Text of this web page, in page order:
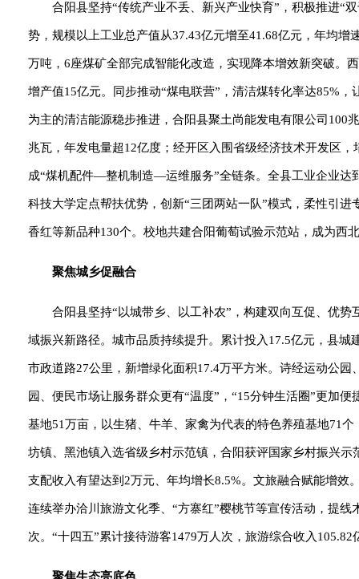
合阳县坚持“传统产业不丢、新兴产业快育”，积极推进“
势，规模以上工业总产值从37.43亿元增至41.68亿元，年均
万吨，6座煤矿全部完成智能化改造，实现降本增效新突破。
增产值15亿元。同步推动“煤电联营”，清洁煤转化率达85%
为主的清洁能源稳步推进，合阳县聚土尚能发电有限公司100
兆瓦，年发电量超12亿度；经开区入围省级经济技术开发区
成“煤机配件—整机制造—运维服务”全链条。全县工业企业达
科技大学定点帮扶优势，创新“三团两站一队”模式，柔性引
香红等新品种130个。校地共建合阳葡萄试验示范站，成为西
聚焦城乡促融合
合阳县坚持“以城带乡、以工补农”，构建双向互促、优
域振兴新路径。城市品质持续提升。累计投入17.5亿元，县
市政道路27公里，新增绿化面积17.4万平方米。诗经运动公
园、便民市场让服务群众更有“温度”，“15分钟生活圈”更加
基地51万亩，以生猪、牛羊、家禽为代表的特色养殖基地71
坊镇、黑池镇入选省级乡村示范镇，合阳获评国家乡村振兴
支配收入有望达到2万元、年均增长8.5%。文旅融合赋能增效
连续举办洽川旅游文化季、“方寨红”樱桃节等宣传活动，提
次。“十四五”累计接待游客1479万人次，旅游综合收入